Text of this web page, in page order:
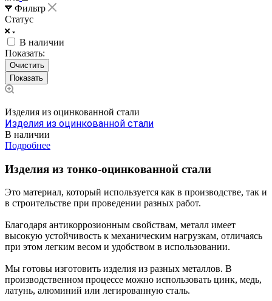
Фильтр
Статус
В наличии
Показать:
Очистить
Изделия из оцинкованной стали
Изделия из оцинкованной стали
В наличии
Подробнее
Изделия из тонко-оцинкованной стали
Это материал, который используется как в производстве, так и
в строительстве при проведении разных работ.
Благодаря антикоррозионным свойствам, металл имеет
высокую устойчивость к механическим нагрузкам, отличаясь
при этом легким весом и удобством в использовании.
Мы готовы изготовить изделия из разных металлов. В
производственном процессе можно использовать цинк, медь,
латунь, алюминий или легированную сталь.